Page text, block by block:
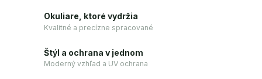
Okuliare, ktoré vydržia
Kvalitné a precízne spracované
Štýl a ochrana v jednom
Moderný vzhľad a UV ochrana